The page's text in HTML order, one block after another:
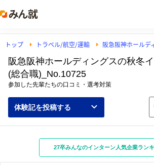
トップ トラベル/航空/運輸 阪急阪神ホールデ
阪急阪神ホールディングスの秋冬
(総合職)_No.10725
参加した先輩たちの口コミ・選考対策
体験記を投稿する
27卒みんなのインターン人気企業ラン